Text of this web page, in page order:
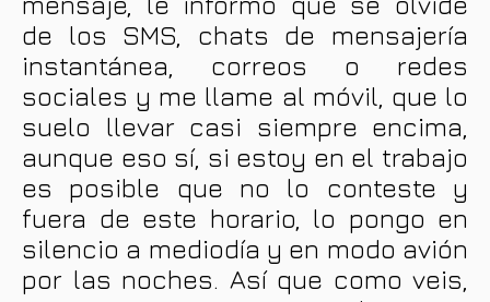
de los SMS, chats de mensajería
instantánea, correos o redes
sociales y me llame al móvil, que lo
suelo llevar casi siempre encima,
aunque eso sí, si estoy en el trabajo
es posible que no lo conteste y
fuera de este horario, lo pongo en
silencio a mediodía y en modo avión
por las noches. Así que como veis,